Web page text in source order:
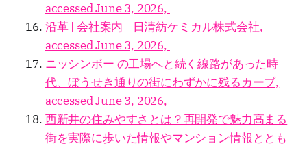
accessed June 3, 2026,
沿革 | 会社案内 - 日清紡ケミカル株式会社,
accessed June 3, 2026,
ニッシンボー の工場へと続く線路があった時
代、ぼうせき通りの街にわずかに残るカーブ,
accessed June 3, 2026,
西新井の住みやすさとは？再開発で魅力高まる
街を実際に歩いた情報やマンション情報ととも